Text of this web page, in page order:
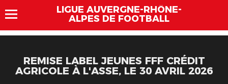
LIGUE AUVERGNE-RHÔNE-
ALPES DE FOOTBALL
REMISE LABEL JEUNES FFF CRÉDIT
AGRICOLE À L'ASSE, LE 30 AVRIL 2026